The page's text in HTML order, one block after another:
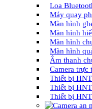
Loa
Máy quay
Màn hình
Màn hình
Màn hình
Màn hình
Âm thanh
Camera trực
Thiết bị
Thiết bị
Thiết bị